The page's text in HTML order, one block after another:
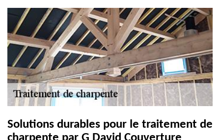
Solutions durables pour le traitement de